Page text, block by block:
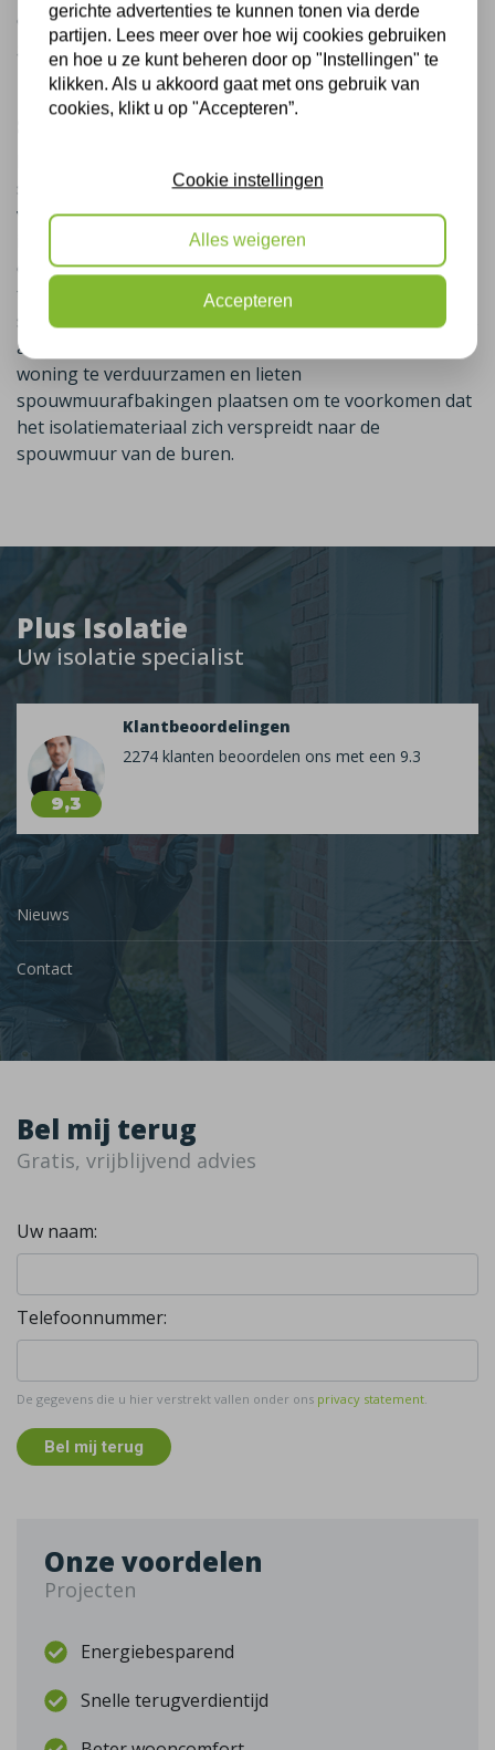
Plus Isolatie
Uw isolatie specialist
9,3
Klantbeoordelingen
2274 klanten beoordelen ons met een 9.3
Nieuws
Contact
Bel mij terug
Gratis, vrijblijvend advies
Uw naam:
Telefoonnummer:
De gegevens die u hier verstrekt vallen onder ons privacy statement.
Bel mij terug
Onze voordelen
Projecten
Energiebesparend
Snelle terugverdientijd
optimaal is. Dit is belangrijk om vochtvorming tegen te
gaan.
Het aanbrengen van
spouwafbakening naar buren
spouwmuurafbakingen geïnstalleerd. Het aanbrengen
van spouwafbakening, ook bekend als spouwborstels,
is een uitstekende oplossing voor bewoners van 2-
onder-1-kapwoningen, hoekwoningen of
tussenwoningen waar de buren geen
spouwmuurisolatie willen laten uitvoeren. De bewoners
aan Vogelkersstraat in Bussum kozen ervoor hun
woning te verduurzamen en lieten
spouwmuurafbakingen plaatsen om te voorkomen dat
het isolatiemateriaal zich verspreidt naar de
spouwmuur van de buren.
gerichte advertenties te kunnen tonen via derde
partijen. Lees meer over hoe wij cookies gebruiken
en hoe u ze kunt beheren door op "Instellingen" te
klikken. Als u akkoord gaat met ons gebruik van
cookies, klikt u op "Accepteren”.
Cookie instellingen
Alles weigeren
Accepteren